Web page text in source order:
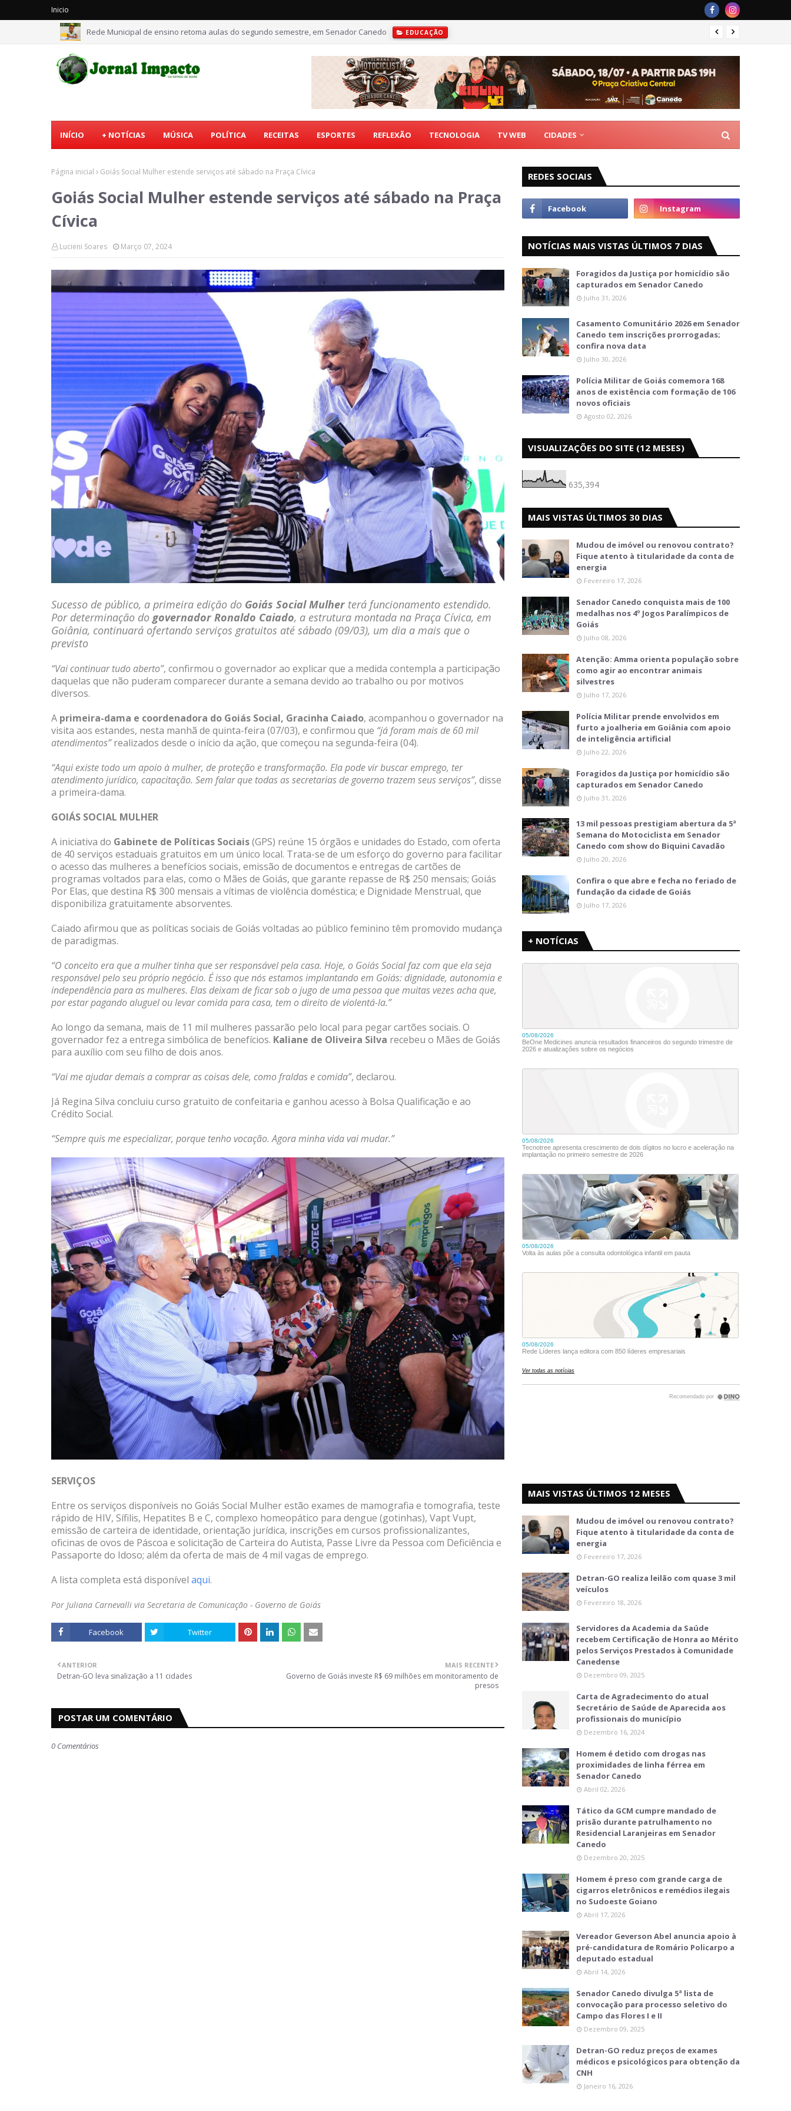
Inicio
Rede Municipal de ensino retoma aulas do segundo semestre, em Senador Canedo EDUCAÇÃO
INÍCIO + NOTÍCIAS MÚSICA POLÍTICA RECEITAS ESPORTES REFLEXÃO TECNOLOGIA TV WEB CIDADES
Página inicial Goiás Social Mulher estende serviços até sábado na Praça Cívica
Goiás Social Mulher estende serviços até sábado na Praça
Cívica
Lucieni Soares Março 07, 2024
Sucesso de público, a primeira edição do Goiás Social Mulher terá funcionamento estendido.
Por determinação do governador Ronaldo Caiado, a estrutura montada na Praça Cívica, em
Goiânia, continuará ofertando serviços gratuitos até sábado (09/03), um dia a mais que o
previsto
“Vai continuar tudo aberto”, confirmou o governador ao explicar que a medida contempla a participação
daquelas que não puderam comparecer durante a semana devido ao trabalho ou por motivos
diversos.
A primeira-dama e coordenadora do Goiás Social, Gracinha Caiado, acompanhou o governador na
visita aos estandes, nesta manhã de quinta-feira (07/03), e confirmou que “já foram mais de 60 mil
atendimentos”realizados desde o início da ação, que começou na segunda-feira (04).
“Aqui existe todo um apoio à mulher, de proteção e transformação. Ela pode vir buscar emprego, ter
atendimento jurídico, capacitação. Sem falar que todas as secretarias de governo trazem seus serviços”, disse
a primeira-dama.
GOIÁS SOCIAL MULHER
A iniciativa do Gabinete de Políticas Sociais(GPS) reúne 15 órgãos e unidades do Estado, com oferta
de 40 serviços estaduais gratuitos em um único local. Trata-se de um esforço do governo para facilitar
o acesso das mulheres a benefícios sociais, emissão de documentos e entregas de cartões de
programas voltados para elas, como o Mães de Goiás, que garante repasse de R$ 250 mensais; Goiás
Por Elas, que destina R$ 300 mensais a vítimas de violência doméstica; e Dignidade Menstrual, que
disponibiliza gratuitamente absorventes.
Caiado afirmou que as políticas sociais de Goiás voltadas ao público feminino têm promovido mudança
de paradigmas.
“O conceito era que a mulher tinha que ser responsável pela casa. Hoje, o Goiás Social faz com que ela seja
responsável pelo seu próprio negócio. É isso que nós estamos implantando em Goiás: dignidade, autonomia e
independência para as mulheres. Elas deixam de ficar sob o jugo de uma pessoa que muitas vezes acha que,
por estar pagando aluguel ou levar comida para casa, tem o direito de violentá-la.”
Ao longo da semana, mais de 11 mil mulheres passarão pelo local para pegar cartões sociais. O
governador fez a entrega simbólica de benefícios. Kaliane de Oliveira Silva recebeu o Mães de Goiás
para auxílio com seu filho de dois anos.
“Vai me ajudar demais a comprar as coisas dele, como fraldas e comida”, declarou.
Já Regina Silva concluiu curso gratuito de confeitaria e ganhou acesso à Bolsa Qualificação e ao
Crédito Social.
“Sempre quis me especializar, porque tenho vocação. Agora minha vida vai mudar.”
SERVIÇOS
Entre os serviços disponíveis no Goiás Social Mulher estão exames de mamografia e tomografia, teste
rápido de HIV, Sífilis, Hepatites B e C, complexo homeopático para dengue (gotinhas), Vapt Vupt,
emissão de carteira de identidade, orientação jurídica, inscrições em cursos profissionalizantes,
oficinas de ovos de Páscoa e solicitação de Carteira do Autista, Passe Livre da Pessoa com Deficiência e
Passaporte do Idoso; além da oferta de mais de 4 mil vagas de emprego.
A lista completa está disponível aqui.
Por Juliana Carnevalli via Secretaria de Comunicação - Governo de Goiás
Facebook Twitter
MAIS RECENTE
Governo de Goiás investe R$ 69 milhões em monitoramento de
presos
ANTERIOR
Detran-GO leva sinalização a 11 cidades
POSTAR UM COMENTÁRIO
0 Comentários
REDES SOCIAIS
NOTÍCIAS MAIS VISTAS ÚLTIMOS 7 DIAS
Foragidos da Justiça por homicídio são
capturados em Senador Canedo
Julho 31, 2026
Casamento Comunitário 2026 em Senador
Canedo tem inscrições prorrogadas;
confira nova data
Julho 30, 2026
Polícia Militar de Goiás comemora 168
anos de existência com formação de 106
novos oficiais
Agosto 02, 2026
VISUALIZAÇÕES DO SITE (12 MESES)
635,394
MAIS VISTAS ÚLTIMOS 30 DIAS
Mudou de imóvel ou renovou contrato?
Fique atento à titularidade da conta de
energia
Fevereiro 17, 2026
Senador Canedo conquista mais de 100
medalhas nos 4º Jogos Paralímpicos de
Goiás
Julho 08, 2026
Atenção: Amma orienta população sobre
como agir ao encontrar animais
silvestres
Julho 17, 2026
Polícia Militar prende envolvidos em
furto a joalheria em Goiânia com apoio
de inteligência artificial
Julho 22, 2026
Foragidos da Justiça por homicídio são
capturados em Senador Canedo
Julho 31, 2026
13 mil pessoas prestigiam abertura da 5ª
Semana do Motociclista em Senador
Canedo com show do Biquini Cavadão
Julho 20, 2026
Confira o que abre e fecha no feriado de
fundação da cidade de Goiás
Julho 17, 2026
+ NOTÍCIAS
MAIS VISTAS ÚLTIMOS 12 MESES
Mudou de imóvel ou renovou contrato?
Fique atento à titularidade da conta de
energia
Fevereiro 17, 2026
Detran-GO realiza leilão com quase 3 mil
veículos
Fevereiro 18, 2026
Servidores da Academia da Saúde
recebem Certificação de Honra ao Mérito
pelos Serviços Prestados à Comunidade
Canedense
Dezembro 09, 2025
Carta de Agradecimento do atual
Secretário de Saúde de Aparecida aos
profissionais do município
Dezembro 16, 2024
Homem é detido com drogas nas
proximidades de linha férrea em
Senador Canedo
Abril 02, 2026
Tático da GCM cumpre mandado de
prisão durante patrulhamento no
Residencial Laranjeiras em Senador
Canedo
Dezembro 20, 2025
Homem é preso com grande carga de
cigarros eletrônicos e remédios ilegais
no Sudoeste Goiano
Abril 17, 2026
Vereador Geverson Abel anuncia apoio à
pré-candidatura de Romário Policarpo a
deputado estadual
Abril 14, 2026
Senador Canedo divulga 5ª lista de
convocação para processo seletivo do
Campo das Flores I e II
Dezembro 09, 2025
Detran-GO reduz preços de exames
médicos e psicológicos para obtenção da
CNH
Janeiro 16, 2026